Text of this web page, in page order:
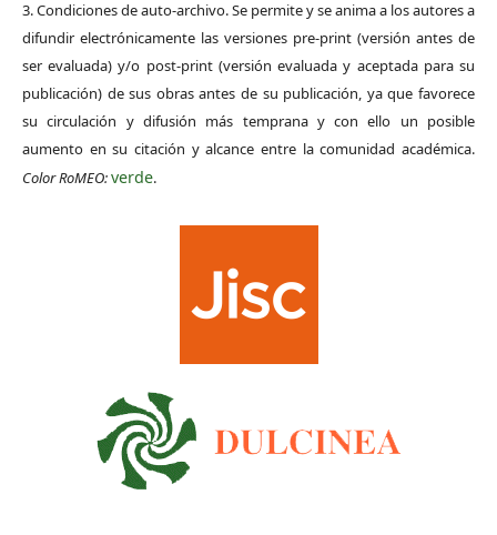
3. Condiciones de auto-archivo. Se permite y se anima a los autores a
difundir electrónicamente las versiones pre-print (versión antes de
ser evaluada) y/o post-print (versión evaluada y aceptada para su
publicación) de sus obras antes de su publicación, ya que favorece
su circulación y difusión más temprana y con ello un posible
aumento en su citación y alcance entre la comunidad académica.
Color RoMEO:verde.